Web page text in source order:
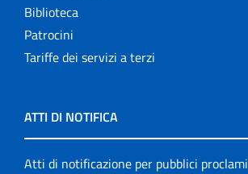
Biblioteca
Patrocini
Tariffe dei servizi a terzi
ATTI DI NOTIFICA
Atti di notificazione per pubblici proclami